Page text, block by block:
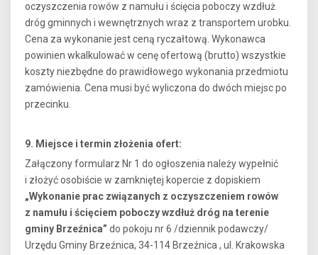
oczyszczenia rowów z namułu i ścięcia poboczy wzdłuż
dróg gminnych i wewnętrznych wraz z transportem urobku.
Cena za wykonanie jest ceną ryczałtową. Wykonawca
powinien wkalkulować w cenę ofertową (brutto) wszystkie
koszty niezbędne do prawidłowego wykonania przedmiotu
zamówienia. Cena musi być wyliczona do dwóch miejsc po
przecinku.
9. Miejsce i termin złożenia ofert:
Załączony formularz Nr 1 do ogłoszenia należy wypełnić
i złożyć osobiście w zamkniętej kopercie z dopiskiem
„Wykonanie prac związanych z oczyszczeniem rowów
z namułu i ścięciem poboczy wzdłuż dróg na terenie
gminy Brzeźnica” do pokoju nr 6 /dziennik podawczy/
Urzędu Gminy Brzeźnica, 34-114 Brzeźnica , ul. Krakowska